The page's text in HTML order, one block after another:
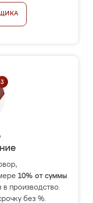
10% от суммы
в производство.
без %.